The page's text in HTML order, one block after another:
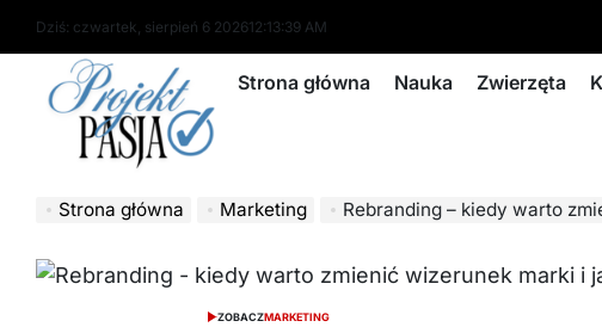
content
Dziś: czwartek, sierpień 6 202612:13:40 AM
projektpasja.pl
Strona główna Nauka Zwierzęta
Strona główna Marketing Rebranding – kiedy warto zmienić
ZOBACZMARKETING